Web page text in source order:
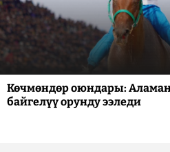
Көчмөндөр оюндары:
байгелүү орунду ээледи